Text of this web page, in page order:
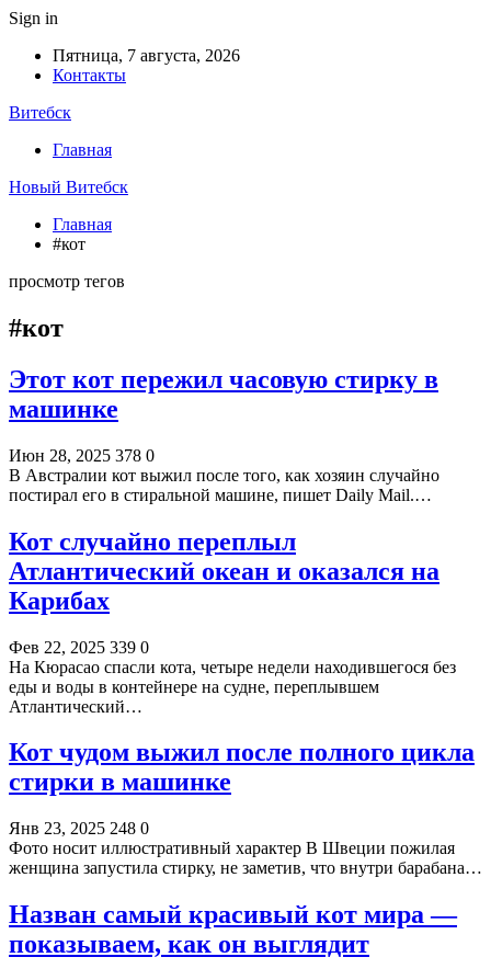
Sign in
Пятница, 7 августа, 2026
Контакты
Витебск
Главная
Новый Витебск
Главная
#кот
просмотр тегов
#кот
Этот кот пережил часовую стирку в
машинке
Июн 28, 2025 378 0
В Австралии кот выжил после того, как хозяин случайно
постирал его в стиральной машине, пишет Daily Mail.…
Кот случайно переплыл
Атлантический океан и оказался на
Карибах
Фев 22, 2025 339 0
На Кюрасао спасли кота, четыре недели находившегося без
еды и воды в контейнере на судне, переплывшем
Атлантический…
Кот чудом выжил после полного цикла
стирки в машинке
Янв 23, 2025 248 0
Фото носит иллюстративный характер В Швеции пожилая
женщина запустила стирку, не заметив, что внутри барабана…
Назван самый красивый кот мира —
показываем, как он выглядит